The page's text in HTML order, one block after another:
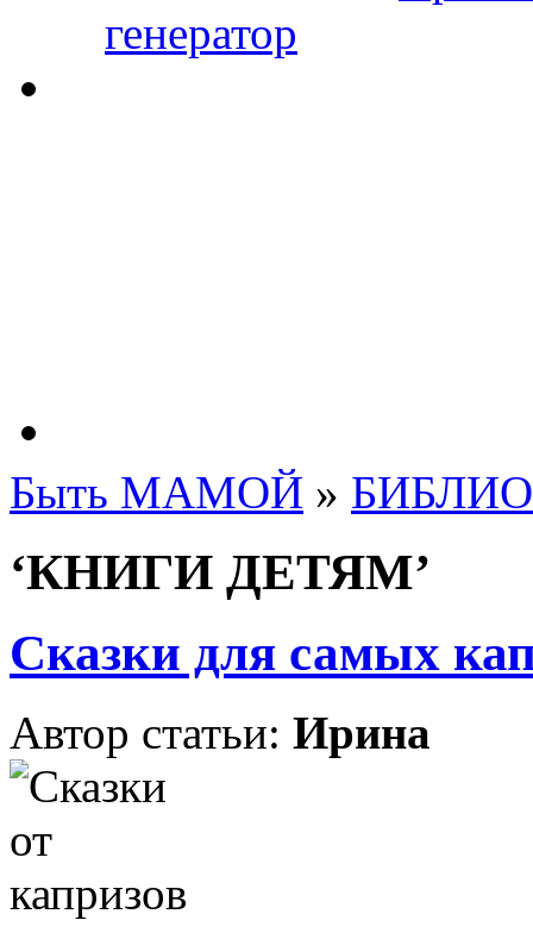
генератор
Быть МАМОЙ »
‘КНИГИ ДЕТЯМ’
Сказки для самых
Автор статьи: Ирина